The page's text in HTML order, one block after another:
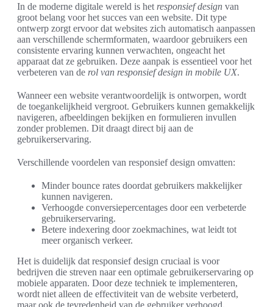
In de moderne digitale wereld is het responsief design van
groot belang voor het succes van een website. Dit type
ontwerp zorgt ervoor dat websites zich automatisch aanpassen
aan verschillende schermformaten, waardoor gebruikers een
consistente ervaring kunnen verwachten, ongeacht het
apparaat dat ze gebruiken. Deze aanpak is essentieel voor het
verbeteren van de rol van responsief design in mobile UX.
Wanneer een website verantwoordelijk is ontworpen, wordt
de toegankelijkheid vergroot. Gebruikers kunnen gemakkelijk
navigeren, afbeeldingen bekijken en formulieren invullen
zonder problemen. Dit draagt direct bij aan de
gebruikerservaring.
Verschillende voordelen van responsief design omvatten:
Minder bounce rates doordat gebruikers makkelijker
kunnen navigeren.
Verhoogde conversiepercentages door een verbeterde
gebruikerservaring.
Betere indexering door zoekmachines, wat leidt tot
meer organisch verkeer.
Het is duidelijk dat responsief design cruciaal is voor
bedrijven die streven naar een optimale gebruikerservaring op
mobiele apparaten. Door deze techniek te implementeren,
wordt niet alleen de effectiviteit van de website verbeterd,
maar ook de tevredenheid van de gebruiker verhoogd.